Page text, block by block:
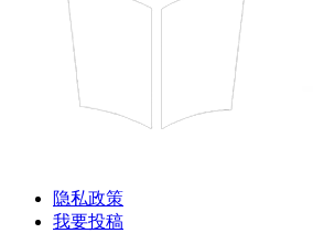
隐私政策
我要投稿